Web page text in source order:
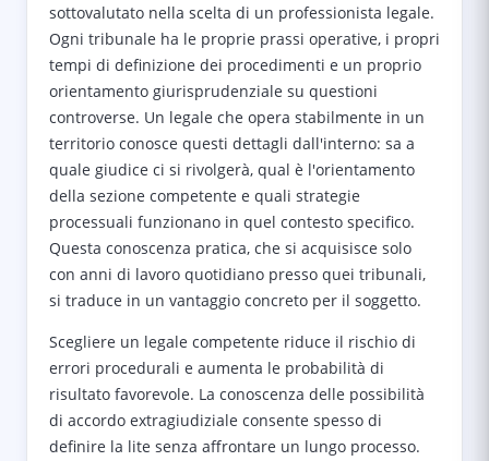
sottovalutato nella scelta di un professionista legale.
Ogni tribunale ha le proprie prassi operative, i propri
tempi di definizione dei procedimenti e un proprio
orientamento giurisprudenziale su questioni
controverse. Un legale che opera stabilmente in un
territorio conosce questi dettagli dall'interno: sa a
quale giudice ci si rivolgerà, qual è l'orientamento
della sezione competente e quali strategie
processuali funzionano in quel contesto specifico.
Questa conoscenza pratica, che si acquisisce solo
con anni di lavoro quotidiano presso quei tribunali,
si traduce in un vantaggio concreto per il soggetto.
Scegliere un legale competente riduce il rischio di
errori procedurali e aumenta le probabilità di
risultato favorevole. La conoscenza delle possibilità
di accordo extragiudiziale consente spesso di
definire la lite senza affrontare un lungo processo.